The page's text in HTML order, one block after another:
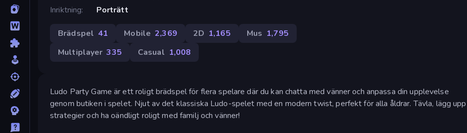
Inriktning
Porträtt
Brädspel 41 Mobile 2,369 2D 1,165 Mus 1,795
Multiplayer 335 Casual 1,008
Ludo Party Game är ett roligt brädspel för flera spelare där du kan chatta med vänner och anpassa din upplevelse
genom butiken i spelet. Njut av det klassiska Ludo-spelet med en modern twist, perfekt för alla åldrar. Tävla, lägg upp
strategier och ha oändligt roligt med familj och vänner!